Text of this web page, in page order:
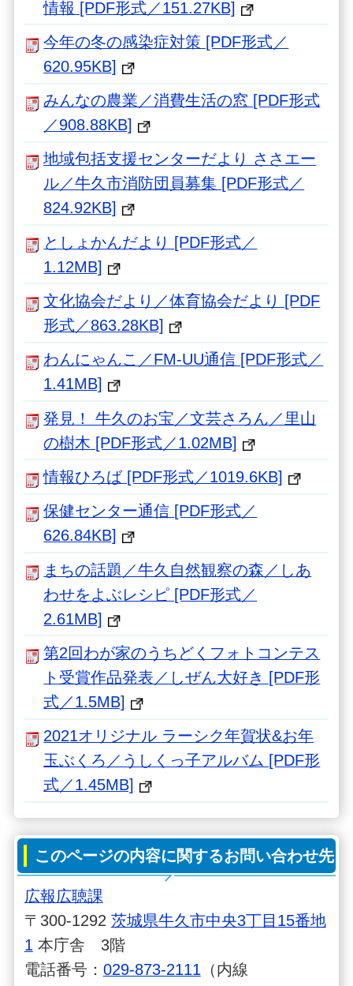
情報 [PDF形式／151.27KB]
今年の冬の感染症対策 [PDF形式／
620.95KB]
みんなの農業／消費生活の窓 [PDF形式
／908.88KB]
地域包括支援センターだより ささエー
ル／牛久市消防団員募集 [PDF形式／
824.92KB]
としょかんだより [PDF形式／
1.12MB]
文化協会だより／体育協会だより [PDF
形式／863.28KB]
わんにゃんこ／FM-UU通信 [PDF形式／
1.41MB]
発見！ 牛久のお宝／文芸さろん／里山
の樹木 [PDF形式／1.02MB]
情報ひろば [PDF形式／1019.6KB]
保健センター通信 [PDF形式／
626.84KB]
まちの話題／牛久自然観察の森／しあ
わせをよぶレシピ [PDF形式／
2.61MB]
第2回わが家のうちどくフォトコンテス
ト受賞作品発表／しぜん大好き [PDF形
式／1.5MB]
2021オリジナル ラーシク年賀状&お年
玉ぶくろ／うしくっ子アルバム [PDF形
式／1.45MB]
このページの内容に関するお問い合わせ先
広報広聴課
〒300-1292 茨城県牛久市中央3丁目15番地
1 本庁舎 3階
電話番号： 029-873-2111 （内線